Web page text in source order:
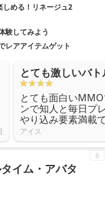
める！リネージュ2
験してみよう
レアアイテムゲット
とても激しいバ
とても面白い
ンで知人と毎日プ
やり込み要素満載
アイス
イム・アバタ
6